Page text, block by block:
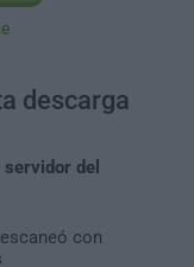
descarga
servidor del
con